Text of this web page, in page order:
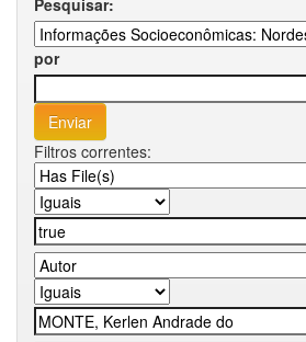
Pesquisar:
por
Filtros correntes: